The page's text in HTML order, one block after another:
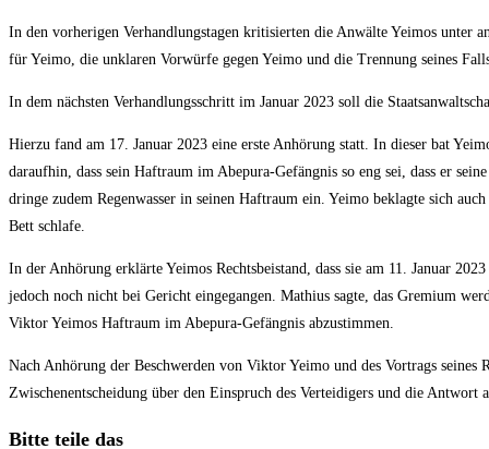
In den vorherigen Verhandlungstagen kritisierten die Anwälte Yeimos unter
für Yeimo, die unklaren Vorwürfe gegen Yeimo und die Trennung seines
In dem nächsten Verhandlungsschritt im Januar 2023 soll die
Hierzu fand am 17. Januar 2023 eine erste Anhörung statt. In dieser bat
daraufhin, dass sein Haftraum im Abepura-Gefängnis so eng sei, dass er
dringe zudem Regenwasser in seinen Haftraum ein. Yeimo beklagte sich
Bett schlafe.
In der Anhörung erklärte Yeimos Rechtsbeistand, dass sie am 11. Januar
jedoch noch nicht bei Gericht eingegangen. Mathius sagte, das Gremium
Viktor Yeimos Haftraum im Abepura-Gefängnis abzustimmen.
Nach Anhörung der Beschwerden von Viktor Yeimo und des Vortrags
Zwischenentscheidung über den Einspruch des Verteidigers und die Antwort
Bitte teile dasDiesen